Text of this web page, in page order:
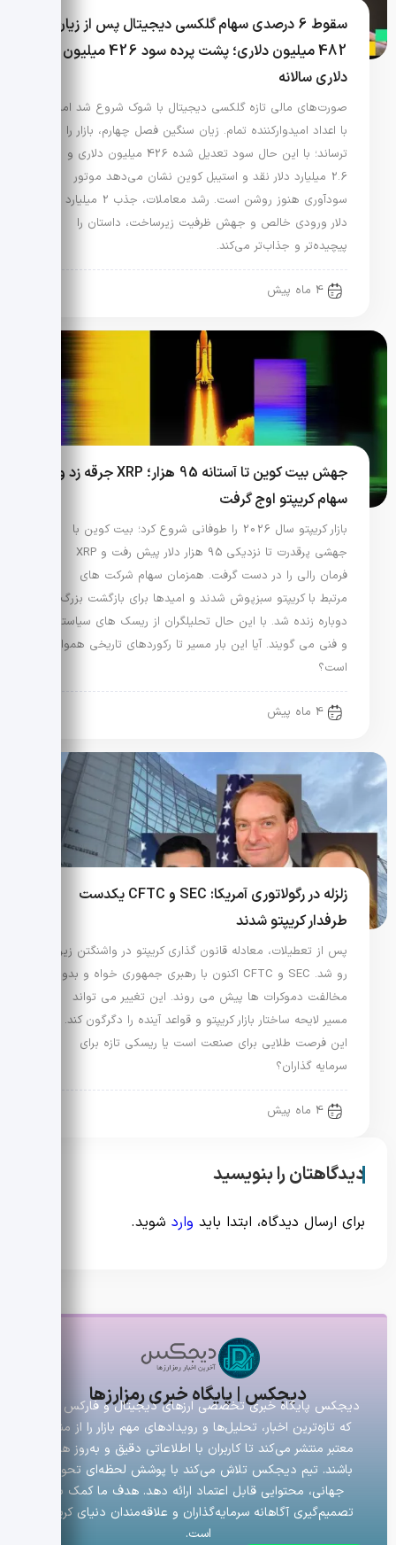
سقوط 6 درصدی سهام گلکسی دیجیتال پس از زیان
482 میلیون دلاری؛ پشت پرده سود 426 میلیون
دلاری سالانه
صورت‌های مالی تازه گلکسی دیجیتال با شوک شروع شد اما
با اعداد امیدوارکننده تمام. زیان سنگین فصل چهارم، بازار را
ترساند؛ با این حال سود تعدیل شده 426 میلیون دلاری و
2.6 میلیارد دلار نقد و استیبل کوین نشان می‌دهد موتور
سودآوری هنوز روشن است. رشد معاملات، جذب 2 میلیارد
دلار ورودی خالص و جهش ظرفیت زیرساخت، داستان را
پیچیده‌تر و جذاب‌تر می‌کند.
4 ماه پیش
جهش بیت کوین تا آستانه 95 هزار؛ XRP جرقه زد و
سهام کریپتو اوج گرفت
بازار کریپتو سال 2026 را طوفانی شروع کرد؛ بیت کوین با
جهشی پرقدرت تا نزدیکی 95 هزار دلار پیش رفت و XRP
فرمان رالی را در دست گرفت. همزمان سهام شرکت های
مرتبط با کریپتو سبزپوش شدند و امیدها برای بازگشت بزرگ
دوباره زنده شد. با این حال تحلیلگران از ریسک های سیاستی
و فنی می گویند. آیا این بار مسیر تا رکوردهای تاریخی هموار
است؟
4 ماه پیش
زلزله در رگولاتوری آمریکا: SEC و CFTC یکدست
طرفدار کریپتو شدند
پس از تعطیلات، معادله قانون گذاری کریپتو در واشنگتن زیر و
رو شد. SEC و CFTC اکنون با رهبری جمهوری خواه و بدون
مخالفت دموکرات ها پیش می روند. این تغییر می تواند
مسیر لایحه ساختار بازار کریپتو و قواعد آینده را دگرگون کند. آیا
این فرصت طلایی برای صنعت است یا ریسکی تازه برای
سرمایه گذاران؟
4 ماه پیش
دیدگاهتان را بنویسید
برای ارسال دیدگاه، ابتدا باید وارد شوید.
دیجکس | پایگاه خبری رمزارزها
دیجکس پایگاه خبری تخصصی ارزهای دیجیتال و فارکس است
که تازه‌ترین اخبار، تحلیل‌ها و رویدادهای مهم بازار را از منابع
معتبر منتشر می‌کند تا کاربران با اطلاعاتی دقیق و به‌روز همراه
باشند. تیم دیجکس تلاش می‌کند با پوشش لحظه‌ای تحولات
جهانی، محتوایی قابل اعتماد ارائه دهد. هدف ما کمک به
تصمیم‌گیری آگاهانه سرمایه‌گذاران و علاقه‌مندان دنیای کریپتو
است.